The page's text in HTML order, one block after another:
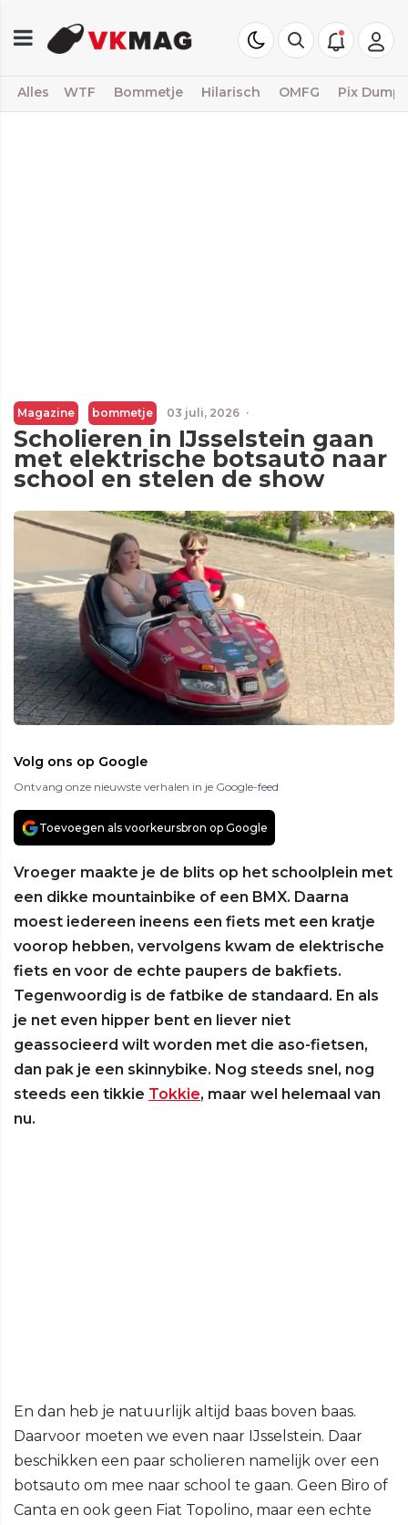
Alles WTF Bommetje Hilarisch OMFG Pix Dump
Magazine bommetje 03 juli, 2026 ·
Scholieren in IJsselstein gaan
met elektrische botsauto naar
school en stelen de show
Volg ons op Google
Ontvang onze nieuwste verhalen in je Google-feed
Toevoegen als voorkeursbron op Google
Vroeger maakte je de blits op het schoolplein met
een dikke mountainbike of een BMX. Daarna
moest iedereen ineens een fiets met een kratje
voorop hebben, vervolgens kwam de elektrische
fiets en voor de echte paupers de bakfiets.
Tegenwoordig is de fatbike de standaard. En als
je net even hipper bent en liever niet
geassocieerd wilt worden met die aso-fietsen,
dan pak je een skinnybike. Nog steeds snel, nog
steeds een tikkie Tokkie, maar wel helemaal van
nu.
En dan heb je natuurlijk altijd baas boven baas.
Daarvoor moeten we even naar IJsselstein. Daar
beschikken een paar scholieren namelijk over een
botsauto om mee naar school te gaan. Geen Biro of
Canta en ook geen Fiat Topolino, maar een echte